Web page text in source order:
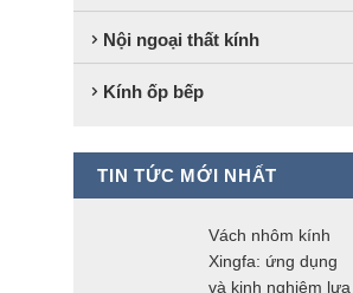
Nội ngoại thất kính
Kính ốp bếp
TIN TỨC MỚI NHẤT
Vách nhôm kính
Xingfa: ứng dụng
và kinh nghiệm lựa